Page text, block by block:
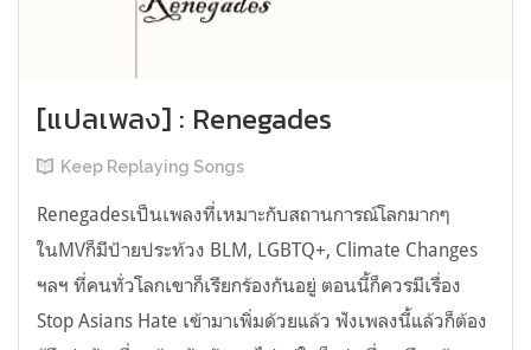
[แปลเพลง] : Renegades
Keep Replaying Songs
Renegadesเป็นเพลงที่เหมาะกับสถานการณ์โลกมากๆ
ในMVก็มีป้ายประท้วง BLM, LGBTQ+, Climate Changes
ฯลฯ ที่คนทั่วโลกเขาก็เรียกร้องกันอยู่ ตอนนี้ก็ควรมีเรื่อง
Stop Asians Hate เข้ามาเพิ่มด้วยแล้ว ฟังเพลงนี้แล้วก็ต้อง